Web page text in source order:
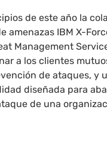
de este año la
amenazas IBM X-
Management
a los clientes
de ataques, y
diseñada para
de una